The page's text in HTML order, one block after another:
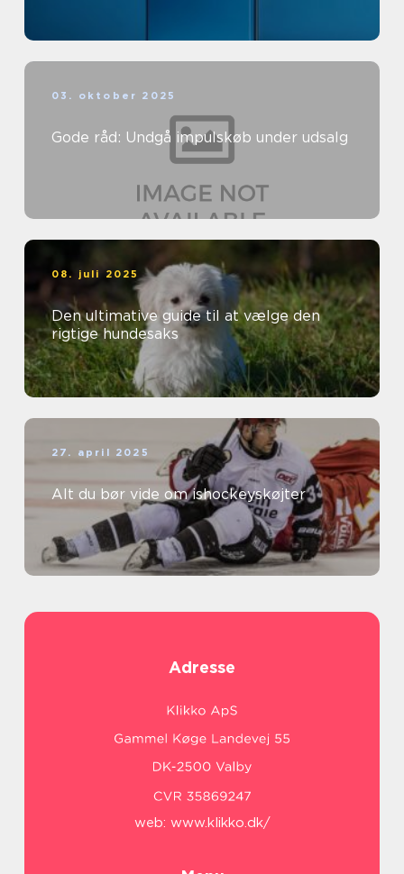
03. oktober 2025
Gode råd: Undgå impulskøb under udsalg
08. juli 2025
Den ultimative guide til at vælge den
rigtige hundesaks
27. april 2025
Alt du bør vide om ishockeyskøjter
Adresse
web: www.klikko.dk/